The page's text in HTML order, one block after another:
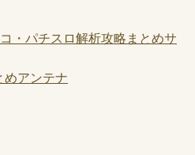
・パチスロ解析攻略まとめサ
めアンテナ